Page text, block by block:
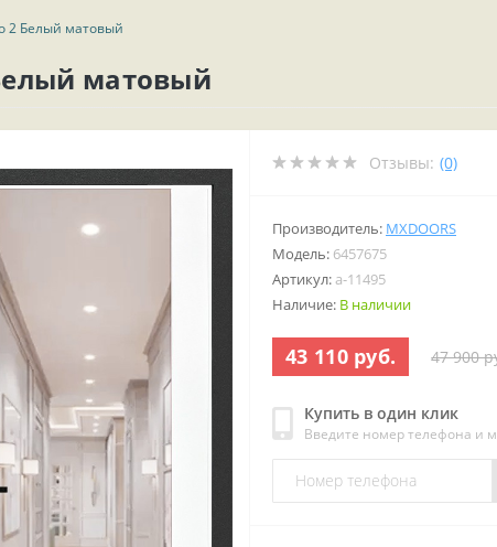
2 Белый матовый
матовый
Отзывы: (0)
Производитель: MXDOORS
Модель: 6457675
Артикул: a-11495
Наличие: В наличии
43 110 руб. 47 900
Купить в один клик
Введите номер телефона и